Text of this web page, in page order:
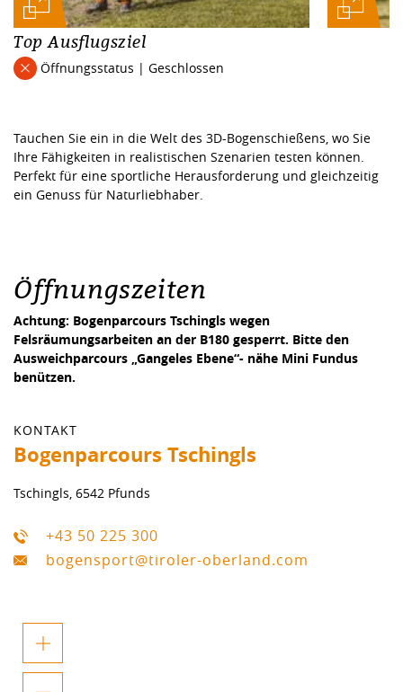
Top Ausflugsziel
Öffnungsstatus | Geschlossen
Tauchen Sie ein in die Welt des 3D-Bogenschießens, wo Sie
Ihre Fähigkeiten in realistischen Szenarien testen können.
Perfekt für eine sportliche Herausforderung und gleichzeitig
ein Genuss für Naturliebhaber.
Öffnungszeiten
Achtung: Bogenparcours Tschingls wegen
Felsräumungsarbeiten an der B180 gesperrt. Bitte den
Ausweichparcours „Gangeles Ebene“- nähe Mini Fundus
benützen.
KONTAKT
Bogenparcours Tschingls
Tschingls, 6542 Pfunds
+43 50 225 300
bogensport@tiroler-oberland.com